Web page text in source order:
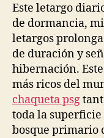
Este letargo
de dormancia,
letargos
de duración y
hibernación.
más ricos del
chaqueta psg
toda la superficie
bosque primario